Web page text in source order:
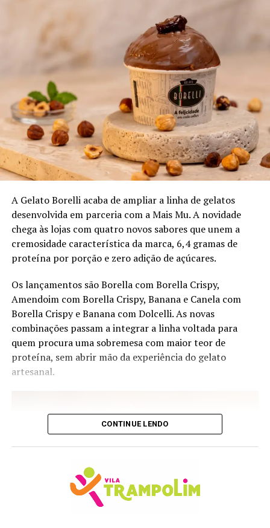
CASA PERINI
ESPUMANTE
Veja a lista completa com os premiados no Top Five
da ExpoVinhos Vitória 2026.
Branco Novo Mundo
Errazuris Chardonay – produtor Viña Errazuris, Vale do
Litoral Sauv Blanc – produtor Vale Leyda; uva Sauv
Blanc; safra 2024
QPQ Gran Reserva – produtor Maipo; uva Chardonnay;
Salton Virtude – produtor Campanha Gaúcha; uva
Chardonnay; safra 2025
Sauvignon Blanc, edição Costeira – produtor Viña
Requingua, Tapihue, Casa Blanc Chile; uva Sauvignon
Blanc; safra 2025
Bricco Dei Guazzi Gavi – produtor Piemonte; uva
Cortese; safra
Guru Branco 750 ml – produtor Wine & Soul Portugal,
Douro; uva Blend de Uvas Brancas Códega do Larinho,
Gouveio, Rabigato, Viosinho); safra 2023
A Gelato Borelli acaba de ampliar a linha de gelatos
desenvolvida em parceria com a Mais Mu. A novidade
chega às lojas com quatro novos sabores que unem a
cremosidade característica da marca, 6,4 gramas de
proteína por porção e zero adição de açúcares.
Os lançamentos são Borella com Borella Crispy,
Amendoim com Borella Crispy, Banana e Canela com
Borella Crispy e Banana com Dolcelli. As novas
combinações passam a integrar a linha voltada para
quem procura uma sobremesa com maior teor de
proteína, sem abrir mão da experiência do gelato
artesanal.
CONTINUE LENDO